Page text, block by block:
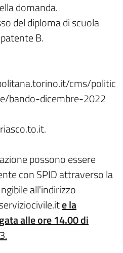
domanda.
del diploma di scuola
B.
cms/politic
bando-dicembre-2022
possono essere
con SPID attraverso la
all'indirizzo
e la
alle ore 14.00 di
3.